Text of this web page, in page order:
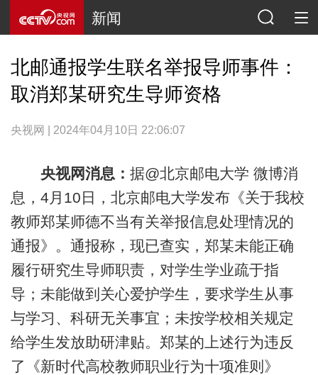
新闻
北邮通报学生联名举报导师事件：
取消郑某研究生导师资格
央视网 | 2024年04月10日 22:06:07
央视网消息： 据@北京邮电大学 微博消
息，4月10日，北京邮电大学发布《关于我校
教师郑某师德不当有关举报信息处理情况的
通报》。通报称，现已查实，郑某未能正确
履行研究生导师职责，对学生学业疏于指
导；未能做到关心爱护学生，要求学生从事
与学习、科研无关事宜；未按学校相关规定
给学生发放助研津贴。郑某的上述行为违反
了《新时代高校教师职业行为十项准则》